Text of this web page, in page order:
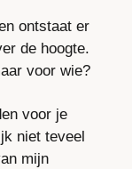
ontstaat er
de hoogte.
voor wie?
voor je
niet teveel
mijn